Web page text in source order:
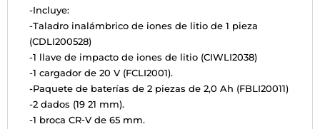
-Incluye:
-Taladro inalámbrico de iones de litio de 1 pieza
(CDLI200528)
-1 llave de impacto de iones de litio (CIWLI2038)
-1 cargador de 20 V (FCLI2001).
-Paquete de baterías de 2 piezas de 2,0 Ah (FBLI20011)
-2 dados (19 21 mm).
-1 broca CR-V de 65 mm.